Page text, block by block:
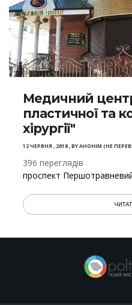
Медичний
пластичної та
хірургії"
12 ЧЕРВНЯ , 2018,BYАНОНІМ (НЕ
396 переглядів
проспект